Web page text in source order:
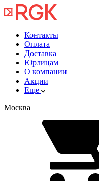
Контакты
Оплата
Доставка
Юрлицам
О компании
Акции
Еще
Москва